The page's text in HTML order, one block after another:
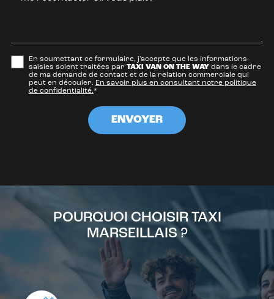
En soumettant ce formulaire, j'accepte que les informations
saisies soient traitées par TAXI VAN ON THE WAYdans le cadre
de ma demande de contact et de la relation commerciale qui
peut en découler. En savoir plus en consultant notre politique
de confidentialité.*
POURQUOI CHOISIR TAXI
MARSEILLAIS ?